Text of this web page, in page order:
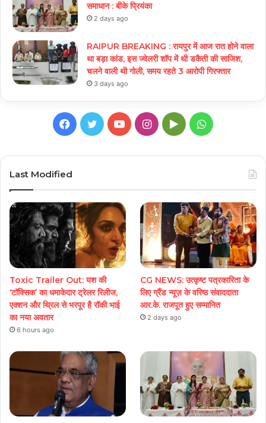
समाधान : बीके प्रियंका
2 days ago
RAIPUR BREAKING : रायपुर में आज रात होने वाला
था बड़ा कांड, इस ज्वेलरी शॉप में थी डकैती की साजिश,
चलने वाली थी गोली, समय रहते 3 आरोपी गिरफ्तार
3 days ago
Facebook
TwitterYouTubeInstagram
GoogleWhatsApp
Last Modified
Toxic Trailer Out: यश की
‘टॉक्सिक’ का धमाकेदार ट्रेलर रिलीज,
एक्शन और थ्रिल से भरपूर है रॉकी भाई
का नया अवतार
6 hours ago
CG NEWS: उत्कृष्ट पत्रकारिता के
लिए ग्रैंड न्यूज़ के वरिष्ठ संवाददाता
आर.के. राजपूत हुए सम्मानित
2 days ago